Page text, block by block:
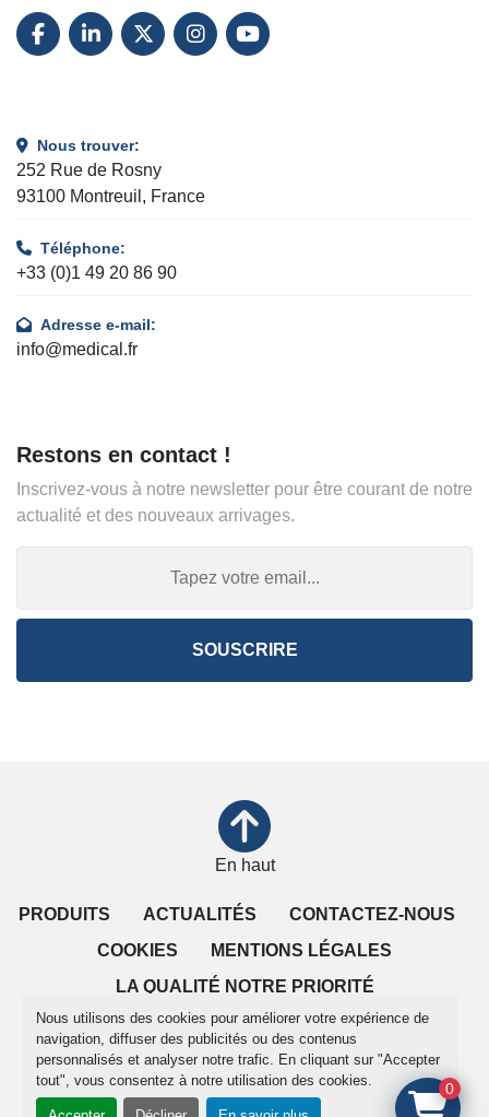
Nous utilisons des cookies pour améliorer votre expérience de
navigation, diffuser des publicités ou des contenus
personnalisés et analyser notre trafic. En cliquant sur "Accepter
tout", vous consentez à notre utilisation des cookies.
FACEBOOK
LINKEDINTWITTERINSTAGRAM
YOUTUBE
Nous trouver:
252 Rue de Rosny
93100 Montreuil, France
Téléphone:
+33 (0)1 49 20 86 90
Adresse e-mail:
info@medical.fr
Restons en contact !
Inscrivez-vous à notre newsletter pour être courant de notre
actualité et des nouveaux arrivages.
SOUSCRIRE
PRODUITS ACTUALITÉS
CONTACTEZ-NOUS
COOKIES
MENTIONS LÉGALES
LA QUALITÉ NOTRE PRIORITÉ
CONDITIONS DE VENTE
Gérez les cookies
En haut
0